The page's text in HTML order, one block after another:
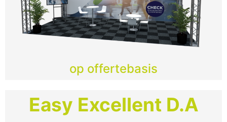
op offertebasis
Easy Excellent D.A